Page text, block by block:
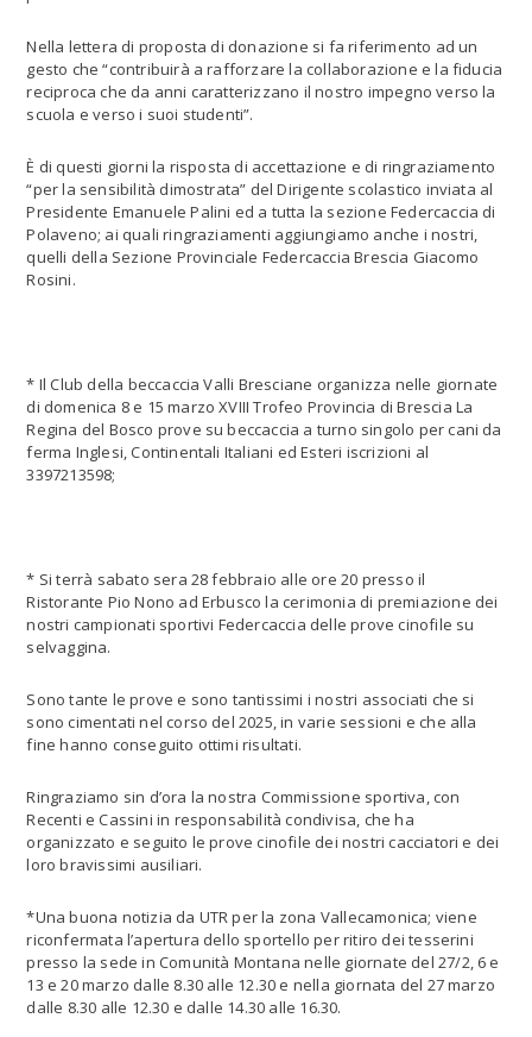
Nella lettera di proposta di donazione si fa riferimento ad un
gesto che “contribuirà a rafforzare la collaborazione e la fiducia
reciproca che da anni caratterizzano il nostro impegno verso la
scuola e verso i suoi studenti”.
È di questi giorni la risposta di accettazione e di ringraziamento
“per la sensibilità dimostrata” del Dirigente scolastico inviata al
Presidente Emanuele Palini ed a tutta la sezione Federcaccia di
Polaveno; ai quali ringraziamenti aggiungiamo anche i nostri,
quelli della Sezione Provinciale Federcaccia Brescia Giacomo
Rosini.
* Il Club della beccaccia Valli Bresciane organizza nelle giornate
di domenica 8 e 15 marzo XVIII Trofeo Provincia di Brescia La
Regina del Bosco prove su beccaccia a turno singolo per cani da
ferma Inglesi, Continentali Italiani ed Esteri iscrizioni al
3397213598;
* Si terrà sabato sera 28 febbraio alle ore 20 presso il
Ristorante Pio Nono ad Erbusco la cerimonia di premiazione dei
nostri campionati sportivi Federcaccia delle prove cinofile su
selvaggina.
Sono tante le prove e sono tantissimi i nostri associati che si
sono cimentati nel corso del 2025, in varie sessioni e che alla
fine hanno conseguito ottimi risultati.
Ringraziamo sin d’ora la nostra Commissione sportiva, con
Recenti e Cassini in responsabilità condivisa, che ha
organizzato e seguito le prove cinofile dei nostri cacciatori e dei
loro bravissimi ausiliari.
*Una buona notizia da UTR per la zona Vallecamonica; viene
riconfermata l’apertura dello sportello per ritiro dei tesserini
presso la sede in Comunità Montana nelle giornate del 27/2, 6 e
13 e 20 marzo dalle 8.30 alle 12.30 e nella giornata del 27 marzo
dalle 8.30 alle 12.30 e dalle 14.30 alle 16.30.